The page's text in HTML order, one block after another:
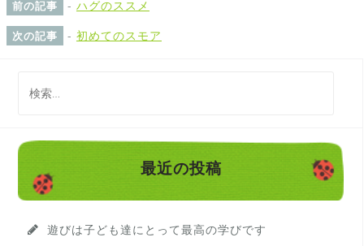
前の記事 - ハグのススメ
次の記事 - 初めてのスモア
最近の投稿
遊びは子ども達にとって最高の学びです